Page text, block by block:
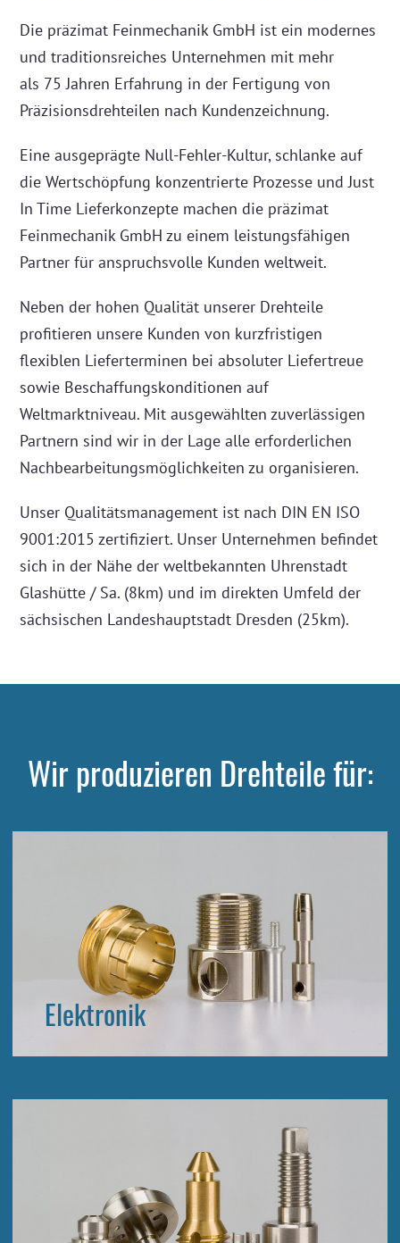
Die präzimat Feinmechanik GmbH ist ein modernes
und traditionsreiches Unternehmen mit mehr
als 75 Jahren Erfahrung in der Fertigung von
Präzisionsdrehteilen nach Kundenzeichnung.
Eine ausgeprägte Null-Fehler-Kultur, schlanke auf
die Wertschöpfung konzentrierte Prozesse und Just
In Time Lieferkonzepte machen die präzimat
Feinmechanik GmbH zu einem leistungsfähigen
Partner für anspruchsvolle Kunden weltweit.
Neben der hohen Qualität unserer Drehteile
profitieren unsere Kunden von kurzfristigen
flexiblen Lieferterminen bei absoluter Liefertreue
sowie Beschaffungskonditionen auf
Weltmarktniveau. Mit ausgewählten zuverlässigen
Partnern sind wir in der Lage alle erforderlichen
Nachbearbeitungsmöglichkeiten zu organisieren.
Unser Qualitätsmanagement ist nach DIN EN ISO
9001:2015 zertifiziert. Unser Unternehmen befindet
sich in der Nähe der weltbekannten Uhrenstadt
Glashütte / Sa. (8km) und im direkten Umfeld der
sächsischen Landeshauptstadt Dresden (25km).
Wir produzieren Drehteile für:
Elektronik